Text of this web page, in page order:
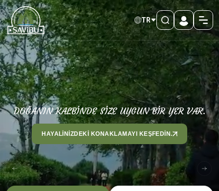
TR
DOĞANIN KALBİNDE SİZE UYGUN BİR YER VAR.
HAYALİNİZDEKİ KONAKLAMAYI KEŞFEDİN.